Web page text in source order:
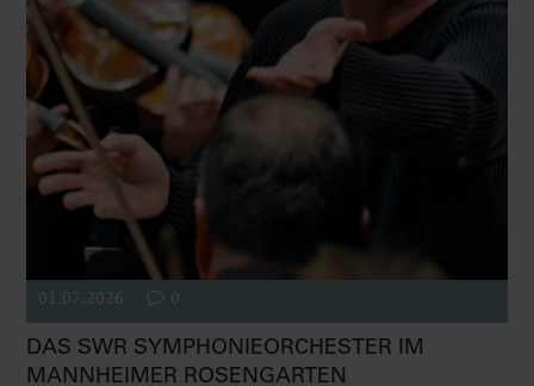
01.07.2026 0
DAS SWR SYMPHONIEORCHESTER IM
MANNHEIMER ROSENGARTEN